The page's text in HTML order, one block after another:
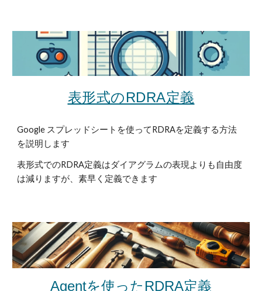
表形式のRDRA定義
Google スプレッドシートを使ってRDRAを定義する方法
を説明します
表形式でのRDRA定義はダイアグラムの表現よりも自由度
は減りますが、素早く定義できます
Agentを使った RDRA定義